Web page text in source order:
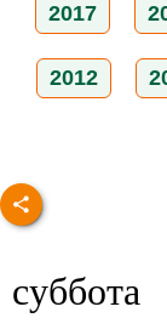
2017
2012
суббота